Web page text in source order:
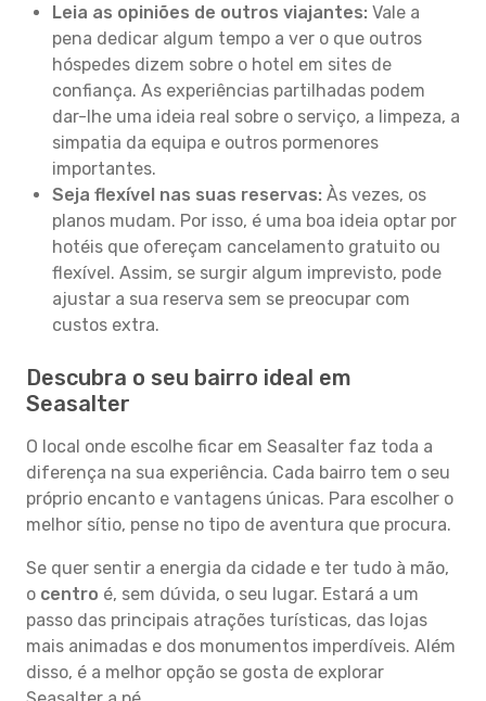
Leia as opiniões de outros viajantes: Vale a
pena dedicar algum tempo a ver o que outros
hóspedes dizem sobre o hotel em sites de
confiança. As experiências partilhadas podem
dar-lhe uma ideia real sobre o serviço, a limpeza, a
simpatia da equipa e outros pormenores
importantes.
Seja flexível nas suas reservas: Às vezes, os
planos mudam. Por isso, é uma boa ideia optar por
hotéis que ofereçam cancelamento gratuito ou
flexível. Assim, se surgir algum imprevisto, pode
ajustar a sua reserva sem se preocupar com
custos extra.
Descubra o seu bairro ideal em
Seasalter
O local onde escolhe ficar em Seasalter faz toda a
diferença na sua experiência. Cada bairro tem o seu
próprio encanto e vantagens únicas. Para escolher o
melhor sítio, pense no tipo de aventura que procura.
Se quer sentir a energia da cidade e ter tudo à mão,
o centro é, sem dúvida, o seu lugar. Estará a um
passo das principais atrações turísticas, das lojas
mais animadas e dos monumentos imperdíveis. Além
disso, é a melhor opção se gosta de explorar